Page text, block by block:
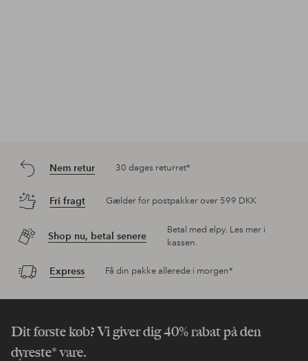
Nem retur 30 dages returret*
Fri fragt Gælder for postpakker over 599 DKK
Shop nu, betal senere
Betal med elpy. Les mer i
kassen.
Express Få din pakke allerede i morgen*
Dit første køb? Vi giver dig 40% rabat på den
dyreste* vare.